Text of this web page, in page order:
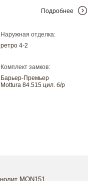
Наружная отделка:
ретро 4-2
Комплект замков:
Барьер-Премьер
Mottura 84.515 цил. б/р
Подробнее